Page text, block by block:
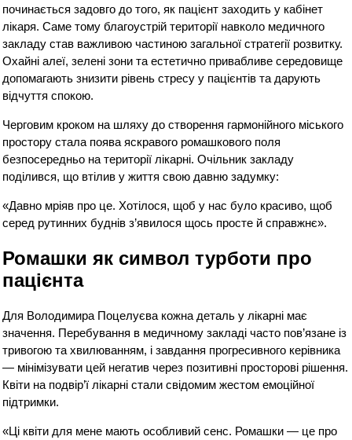
починається задовго до того, як пацієнт заходить у кабінет
лікаря. Саме тому благоустрій території навколо медичного
закладу став важливою частиною загальної стратегії розвитку.
Охайні алеї, зелені зони та естетично привабливе середовище
допомагають знизити рівень стресу у пацієнтів та дарують
відчуття спокою.
Черговим кроком на шляху до створення гармонійного міського
простору стала поява яскравого ромашкового поля
безпосередньо на території лікарні. Очільник закладу
поділився, що втілив у життя свою давню задумку:
«Давно мріяв про це. Хотілося, щоб у нас було красиво, щоб
серед рутинних буднів з’явилося щось просте й справжнє».
Ромашки як символ турботи про
пацієнта
Для Володимира Поцелуєва кожна деталь у лікарні має
значення. Перебування в медичному закладі часто пов’язане із
тривогою та хвилюванням, і завдання прогресивного керівника
— мінімізувати цей негатив через позитивні просторові рішення.
Квіти на подвір’ї лікарні стали свідомим жестом емоційної
підтримки.
«Ці квіти для мене мають особливий сенс. Ромашки — це про